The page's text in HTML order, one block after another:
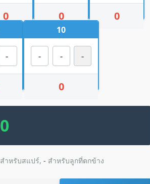
0 0 0
10
0
0
สำหรับสแปร์, - สำหรับลูกที่ตกข้าง